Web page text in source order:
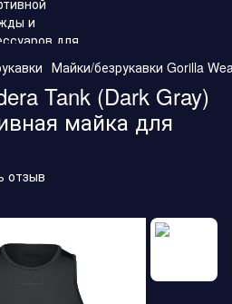
Майки/безрукавки Gorilla
Tank (Dark Gray)
майка для
отзыв